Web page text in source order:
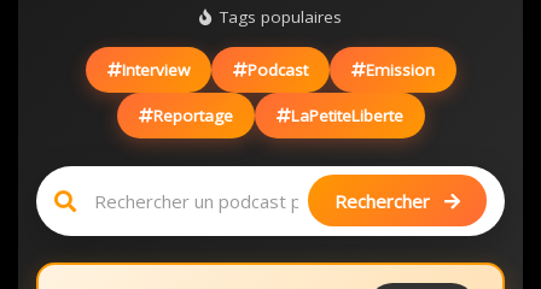
Tags populaires
Interview Podcast Emission
Reportage LaPetiteLiberte
Rechercher